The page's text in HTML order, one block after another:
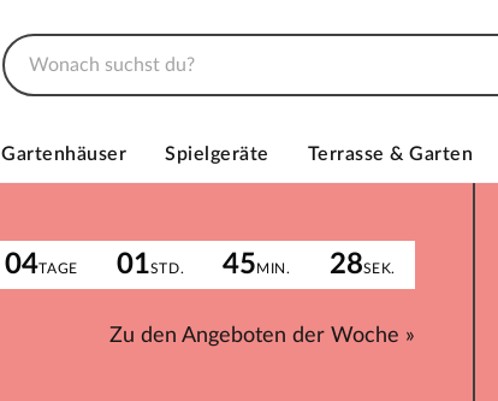
Gartenhäuser Spielgeräte Terrasse & Garten
04TAGE 01STD. 45MIN. 28SEK.
Zu den Angeboten der Woche »